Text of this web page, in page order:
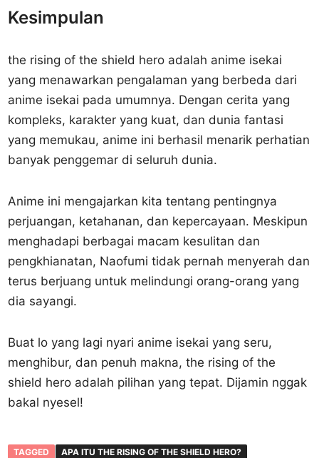
Kesimpulan
the rising of the shield hero adalah anime isekai
yang menawarkan pengalaman yang berbeda dari
anime isekai pada umumnya. Dengan cerita yang
kompleks, karakter yang kuat, dan dunia fantasi
yang memukau, anime ini berhasil menarik perhatian
banyak penggemar di seluruh dunia.
Anime ini mengajarkan kita tentang pentingnya
perjuangan, ketahanan, dan kepercayaan. Meskipun
menghadapi berbagai macam kesulitan dan
pengkhianatan, Naofumi tidak pernah menyerah dan
terus berjuang untuk melindungi orang-orang yang
dia sayangi.
Buat lo yang lagi nyari anime isekai yang seru,
menghibur, dan penuh makna, the rising of the
shield hero adalah pilihan yang tepat. Dijamin nggak
bakal nyesel!
TAGGED
APA ITU THE RISING OF THE SHIELD HERO?